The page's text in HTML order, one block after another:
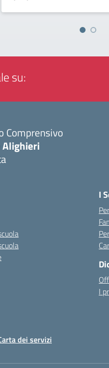
su:
Comprensivo
I
I
dei servizi